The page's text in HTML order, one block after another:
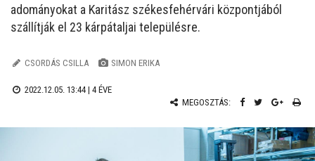
adományokat a Karitász székesfehérvári központjából
szállítják el 23 kárpátaljai településre.
CSORDÁS CSILLA SIMON ERIKA
2022.12.05. 13:44 | 4 ÉVE
MEGOSZTÁS: